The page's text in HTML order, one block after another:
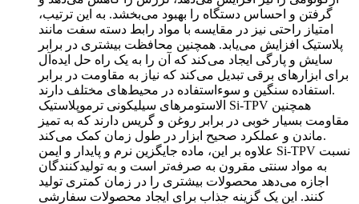
گرفتن و احساس دستگاه را بهبود می‌بخشد. به این ترتیب،
امتیاز راحتی نیز در مقایسه با مواد رابط دسته سفت مانند
پلاستیک افزایش می‌یابد. همچنین محافظت بیشتری در برابر
سایش و پارگی ایجاد می‌کند که آن را به یک راه حل ایده‌آل
برای ابزارهای برقی تبدیل می‌کند که نیاز به مقاومت در برابر
استفاده سنگین و سوءاستفاده در محیط‌های مختلف دارند.
الاستومرهای سیلیکونی ترموپلاستیک Si-TPV همچنین
مقاومت بسیار خوبی در برابر روغن و گریس دارند که به تمیز
ماندن و عملکرد صحیح ابزار در طول زمان کمک می‌کند.
علاوه بر این، ماده جایگزین نرم و پایدار و ایمن Si-TPV نسبت
به مواد سنتی مقرون به صرفه‌تر است و به تولیدکنندگان
اجازه می‌دهد محصولات بیشتری را در زمان کمتری تولید
کنند. این یک گزینه جذاب برای ایجاد محصولات سفارشی